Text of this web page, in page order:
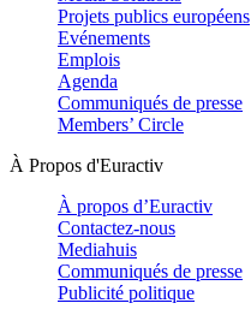
Projets publics européens
Evénements
Emplois
Agenda
Communiqués de presse
Members’ Circle
À Propos d'Euractiv
À propos d’Euractiv
Contactez-nous
Mediahuis
Communiqués de presse
Publicité politique